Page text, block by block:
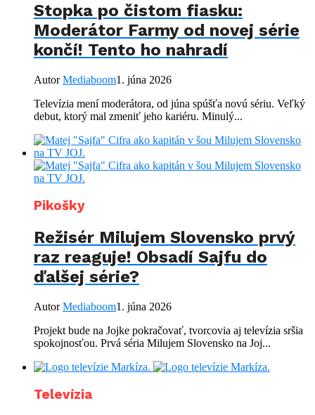
Stopka po čistom fiasku:
Moderátor Farmy od novej série
končí! Tento ho nahradí
AutorMediaboom1. júna 2026
Televízia mení moderátora, od júna spúšťa novú sériu. Veľký
debut, ktorý mal zmeniť jeho kariéru. Minulý...
Pikošky
Režisér Milujem Slovensko prvý
raz reaguje! Obsadí Sajfu do
ďalšej série?
AutorMediaboom1. júna 2026
Projekt bude na Jojke pokračovať, tvorcovia aj televízia sršia
spokojnosťou. Prvá séria Milujem Slovensko na Joj...
Televízia